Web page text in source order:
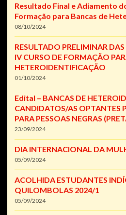
Resultado Final e Adiamento
Formação para Bancas de
08/10/2024
RESULTADO PRELIMINAR
IV CURSO DE FORMAÇÃO
HETEROIDENTIFICAÇÃO
01/10/2024
Edital – BANCAS DE
CANDIDATOS/AS OPTANTES
PARA PESSOAS NEGRAS
23/09/2024
DIA INTERNACIONAL DA
05/09/2024
ACOLHIDA ESTUDANTES
QUILOMBOLAS 2024/1
05/09/2024